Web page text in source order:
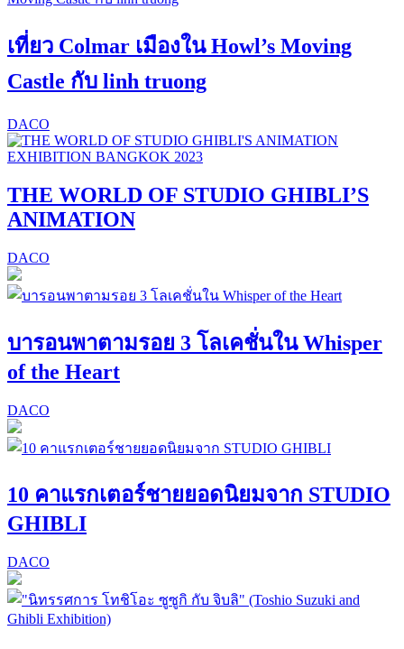
เที่ยว Colmar เมืองใน Howl’s Moving
Castle กับ linh truong
DACO
THE WORLD OF STUDIO GHIBLI’S
ANIMATION
DACO
บารอนพาตามรอย 3 โลเคชั่นใน Whisper
of the Heart
DACO
10 คาแรกเตอร์ชายยอดนิยมจาก STUDIO
GHIBLI
DACO